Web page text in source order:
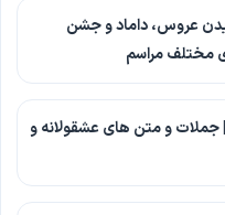
عروس، داماد و جشن
مختلف مراسم
جملات و متن های عشقولانه و